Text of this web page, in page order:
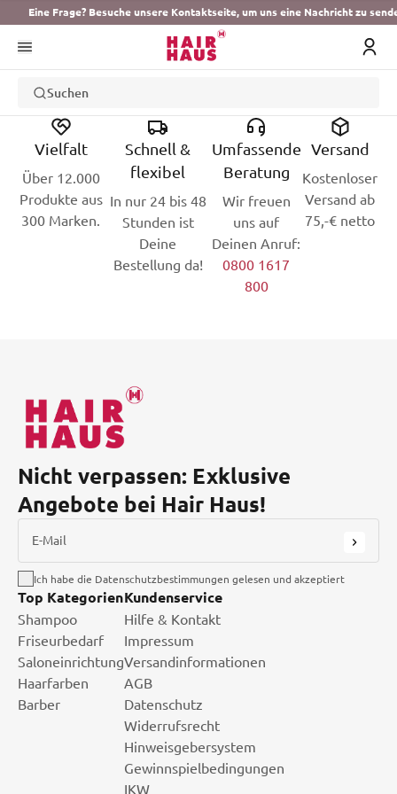
Eine Frage? Besuche unsere Kontaktseite, um uns eine Nachricht zu
Suchen
Vielfalt
Über 12.000
Produkte aus
300 Marken.
Schnell &
flexibel
In nur 24 bis 48
Stunden ist
Deine
Bestellung da!
Umfassende
Beratung
Wir freuen
uns auf
Deinen Anruf:
0800 1617
800
Versand
Kostenloser
Versand ab
75,-€ netto
Nicht verpassen: Exklusive
Angebote bei Hair Haus!
E-Mail
Ich habe die Datenschutzbestimmungen gelesen und akzeptiert
Top Kategorien
Shampoo
Friseurbedarf
Saloneinrichtung
Haarfarben
Barber
Kundenservice
Hilfe & Kontakt
Impressum
Versandinformationen
AGB
Datenschutz
Widerrufsrecht
Hinweisgebersystem
Gewinnspielbedingungen
IKW